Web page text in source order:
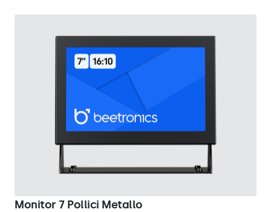
Monitor 7 Pollici Metallo